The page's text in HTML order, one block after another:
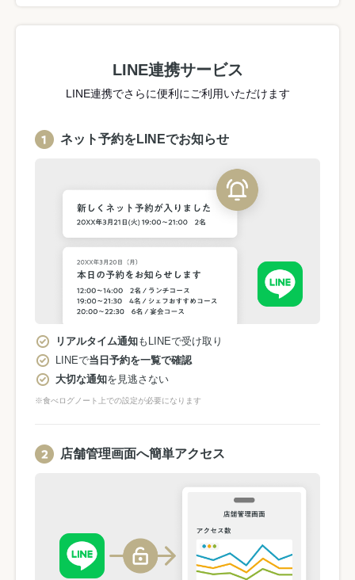
LINE連携サービス
LINE連携でさらに便利にご利用いただけます
ネット予約をLINEでお知らせ
リアルタイム通知もLINEで受け取り
LINEで当日予約を一覧で確認
大切な通知を見逃さない
※食べログノート上での設定が必要になります
店舗管理画面へ簡単アクセス